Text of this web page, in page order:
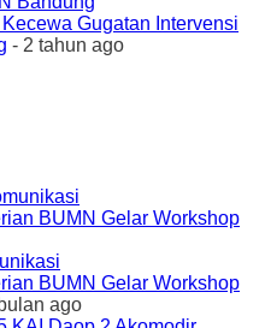
Gugatan Intervensi
- 2 tahun ago
BUMN Gelar Workshop
ago